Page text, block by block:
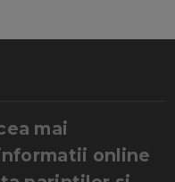
mai
online